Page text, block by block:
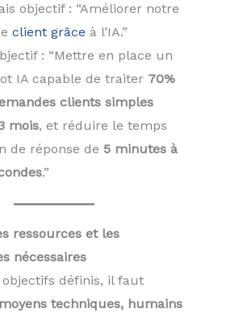
objectif : “Améliorer notre
client grâce à l’IA.”
: “Mettre en place un
IA capable de traiter 70%
clients simples
mois, et réduire le temps
de réponse de 5 minutes à
.”
ressources et les
nécessaires
objectifs définis, il faut
techniques, humains